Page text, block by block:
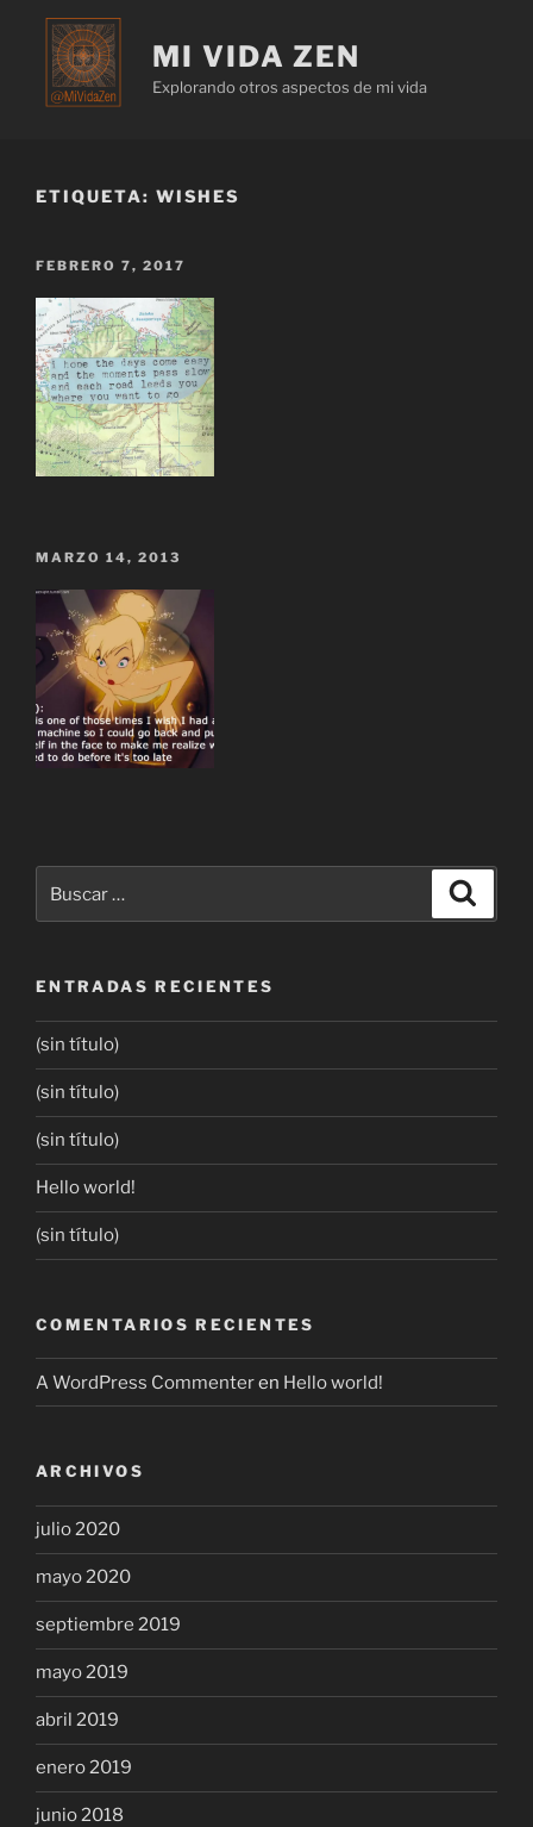
MI VIDA ZEN
Explorando otros aspectos de mi vida
ETIQUETA: WISHES
FEBRERO 7, 2017
MARZO 14, 2013
ENTRADAS RECIENTES
(sin título)
(sin título)
(sin título)
Hello world!
(sin título)
COMENTARIOS RECIENTES
A WordPress Commenteren Hello world!
ARCHIVOS
julio 2020
mayo 2020
septiembre 2019
mayo 2019
abril 2019
enero 2019
junio 2018